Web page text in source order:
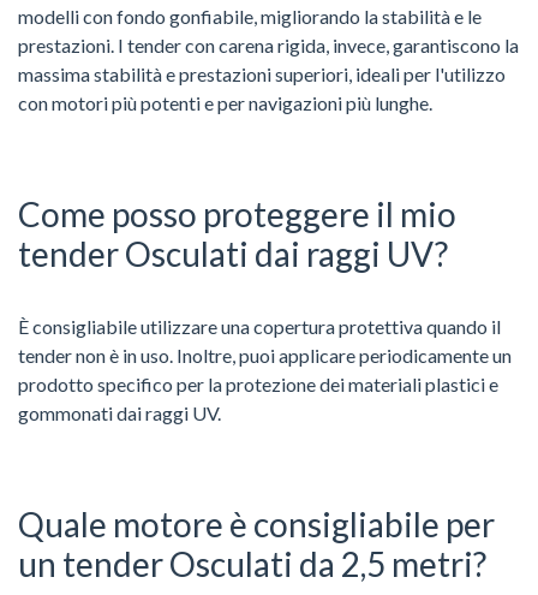
modelli con fondo gonfiabile, migliorando la stabilità e le
prestazioni. I tender con carena rigida, invece, garantiscono la
massima stabilità e prestazioni superiori, ideali per l'utilizzo
con motori più potenti e per navigazioni più lunghe.
Come posso proteggere il mio
tender Osculati dai raggi UV?
È consigliabile utilizzare una copertura protettiva quando il
tender non è in uso. Inoltre, puoi applicare periodicamente un
prodotto specifico per la protezione dei materiali plastici e
gommonati dai raggi UV.
Quale motore è consigliabile per
un tender Osculati da 2,5 metri?